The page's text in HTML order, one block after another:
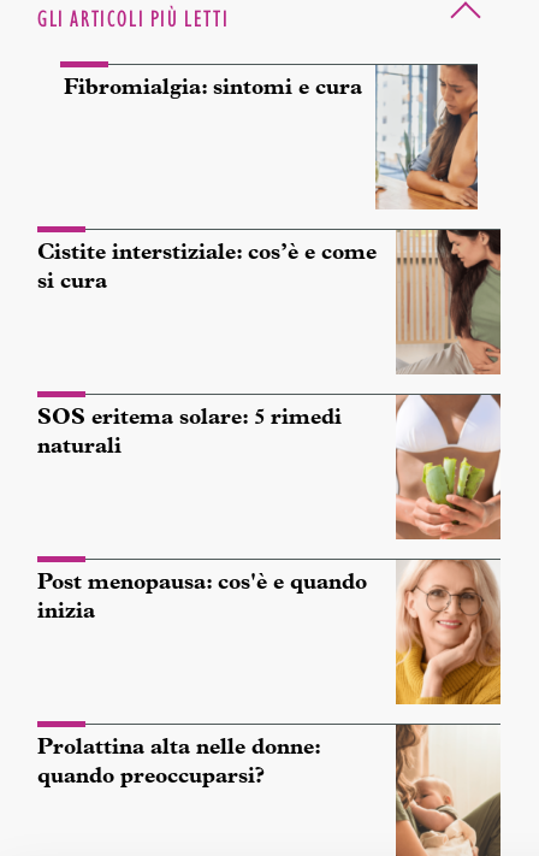
GLI ARTICOLI PIÙ LETTI
Fibromialgia: sintomi e cura
Cistite interstiziale: cos’è e come
si cura
SOS eritema solare: 5 rimedi
naturali
Post menopausa: cos'è e quando
inizia
Prolattina alta nelle donne:
quando preoccuparsi?